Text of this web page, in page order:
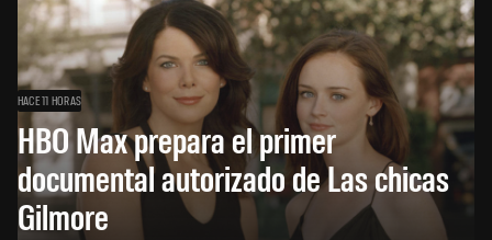
HACE 11 HORAS
HBO Max prepara el primer
documental autorizado de Las chicas
Gilmore